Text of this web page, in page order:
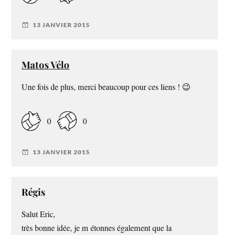
13 JANVIER 2015
Matos Vélo
Une fois de plus, merci beaucoup pour ces liens ! 😉
0 0
13 JANVIER 2015
Régis
Salut Eric,
très bonne idée, je m étonnes également que la